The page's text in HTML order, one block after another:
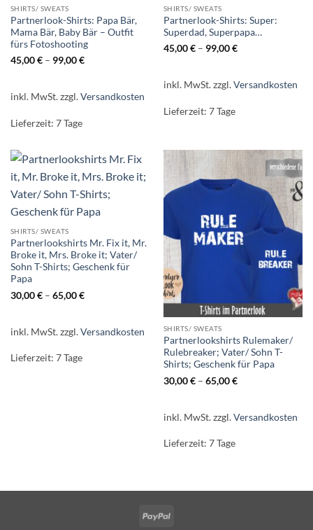
SHIRTS/ SWEATS
Partnerlook-Shirts: Papa Bär,
Mama Bär, Baby Bär – Outfit
fürs Fotoshooting
45,00€– 99,00€
inkl. MwSt.zzgl.Versandkosten
Lieferzeit: 7 Tage
SHIRTS/ SWEATS
Partnerlook-Shirts: Super:
Superdad, Superpapa…
45,00€– 99,00€
inkl. MwSt.zzgl.Versandkosten
Lieferzeit: 7 Tage
SHIRTS/ SWEATS
Partnerlookshirts Mr. Fix it, Mr.
Broke it, Mrs. Broke it; Vater/
Sohn T-Shirts; Geschenk für
Papa
30,00€– 65,00€
inkl. MwSt.zzgl.Versandkosten
Lieferzeit: 7 Tage
SHIRTS/ SWEATS
Partnerlookshirts Rulemaker/
Rulebreaker; Vater/ Sohn T-
Shirts; Geschenk für Papa
30,00€– 65,00€
inkl. MwSt.zzgl.Versandkosten
Lieferzeit: 7 Tage
PayPal